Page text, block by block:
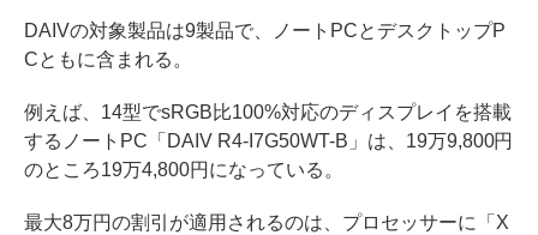
DAIVの対象製品は9製品で、ノートPCとデスクトップP
Cともに含まれる。
例えば、14型でsRGB比100%対応のディスプレイを搭載
するノートPC「DAIV R4-I7G50WT-B」は、19万9,800円
のところ19万4,800円になっている。
最大8万円の割引が適用されるのは、プロセッサーに「X